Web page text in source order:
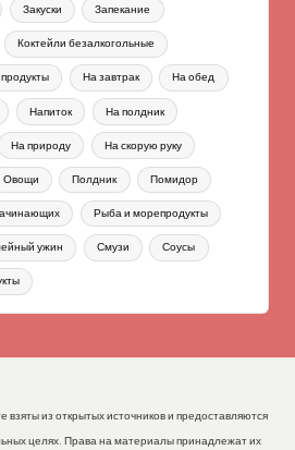
Закуски Запекание
Коктейли безалкогольные
На завтрак На обед
Напиток На полдник
На природу На скорую руку
Овощи Полдник Помидор
Рыба и морепродукты
ужин Смузи Соусы
из открытых источников и предоставляются
целях. Права на материалы принадлежат их